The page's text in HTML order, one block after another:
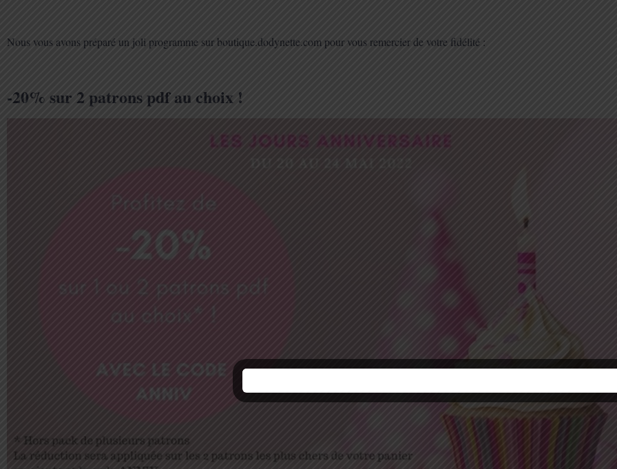
Nous vous avons préparé un joli programme sur boutique.dodynette.com pour vous remercier de votre fidélité :
-20% sur 2 patrons pdf au choix !